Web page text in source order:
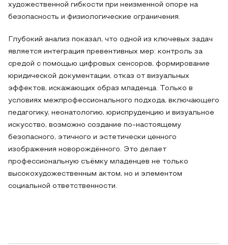
художественной гибкости при неизменной опоре на
безопасность и физиологические ограничения.
Глубокий анализ показал, что одной из ключевых задач
является интеграция превентивных мер: контроль за
средой с помощью цифровых сенсоров, формирование
юридической документации, отказ от визуальных
эффектов, искажающих образ младенца. Только в
условиях межпрофессионального подхода, включающего
педагогику, неонатологию, юриспруденцию и визуальное
искусство, возможно создание по-настоящему
безопасного, этичного и эстетически ценного
изображения новорождённого. Это делает
профессиональную съёмку младенцев не только
высокохудожественным актом, но и элементом
социальной ответственности.